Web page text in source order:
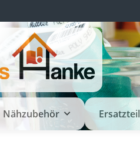
Nähzubehör